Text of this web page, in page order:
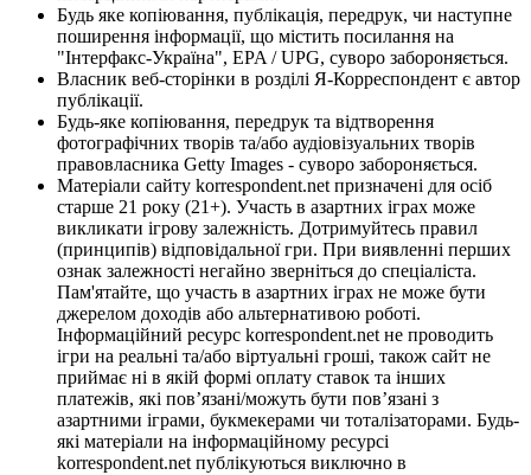
Будь яке копіювання, публікація, передрук, чи наступне
поширення інформації, що містить посилання на
"Інтерфакс-Україна", EPA / UPG, суворо забороняється.
Власник веб-сторінки в розділі Я-Корреспондент є автор
публікації.
Будь-яке копіювання, передрук та відтворення
фотографічних творів та/або аудіовізуальних творів
правовласника Getty Images - суворо забороняється.
Матеріали сайту korrespondent.net призначені для осіб
старше 21 року (21+). Участь в азартних іграх може
викликати ігрову залежність. Дотримуйтесь правил
(принципів) відповідальної гри. При виявленні перших
ознак залежності негайно зверніться до спеціаліста.
Пам'ятайте, що участь в азартних іграх не може бути
джерелом доходів або альтернативою роботі.
Інформаційний ресурс korrespondent.net не проводить
ігри на реальні та/або віртуальні гроші, також сайт не
приймає ні в якій формі оплату ставок та інших
платежів, які пов’язані/можуть бути пов’язані з
азартними іграми, букмекерами чи тоталізаторами. Будь-
які матеріали на інформаційному ресурсі
korrespondent.net публікуються виключно в